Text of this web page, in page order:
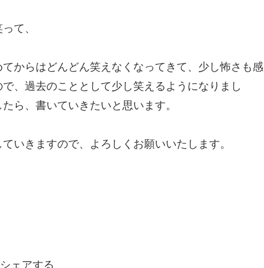
て、
からはどんどん笑えなくなってきて、少し怖さも感
、過去のこととして少し笑えるようになりまし
ら、書いていきたいと思います。
いきますので、よろしくお願いいたします。
シェアする